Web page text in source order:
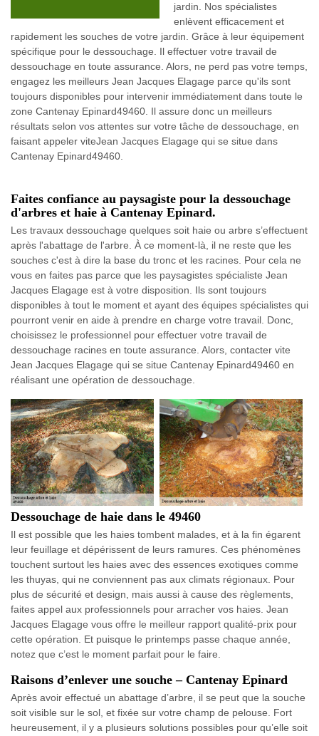
jardin. Nos spécialistes
enlèvent efficacement et
rapidement les souches de votre jardin. Grâce à leur équipement
spécifique pour le dessouchage. Il effectuer votre travail de
dessouchage en toute assurance. Alors, ne perd pas votre temps,
engagez les meilleurs Jean Jacques Elagage parce qu'ils sont
toujours disponibles pour intervenir immédiatement dans toute le
zone Cantenay Epinard49460. Il assure donc un meilleurs
résultats selon vos attentes sur votre tâche de dessouchage, en
faisant appeler viteJean Jacques Elagage qui se situe dans
Cantenay Epinard49460.
Faites confiance au paysagiste pour la dessouchage
d'arbres et haie à Cantenay Epinard.
Les travaux dessouchage quelques soit haie ou arbre s’effectuent
après l'abattage de l'arbre. À ce moment-là, il ne reste que les
souches c'est à dire la base du tronc et les racines. Pour cela ne
vous en faites pas parce que les paysagistes spécialiste Jean
Jacques Elagage est à votre disposition. Ils sont toujours
disponibles à tout le moment et ayant des équipes spécialistes qui
pourront venir en aide à prendre en charge votre travail. Donc,
choisissez le professionnel pour effectuer votre travail de
dessouchage racines en toute assurance. Alors, contacter vite
Jean Jacques Elagage qui se situe Cantenay Epinard49460 en
réalisant une opération de dessouchage.
Dessouchage de haie dans le 49460
Il est possible que les haies tombent malades, et à la fin égarent
leur feuillage et dépérissent de leurs ramures. Ces phénomènes
touchent surtout les haies avec des essences exotiques comme
les thuyas, qui ne conviennent pas aux climats régionaux. Pour
plus de sécurité et design, mais aussi à cause des règlements,
faites appel aux professionnels pour arracher vos haies. Jean
Jacques Elagage vous offre le meilleur rapport qualité-prix pour
cette opération. Et puisque le printemps passe chaque année,
notez que c’est le moment parfait pour le faire.
Raisons d’enlever une souche – Cantenay Epinard
Après avoir effectué un abattage d’arbre, il se peut que la souche
soit visible sur le sol, et fixée sur votre champ de pelouse. Fort
heureusement, il y a plusieurs solutions possibles pour qu’elle soit